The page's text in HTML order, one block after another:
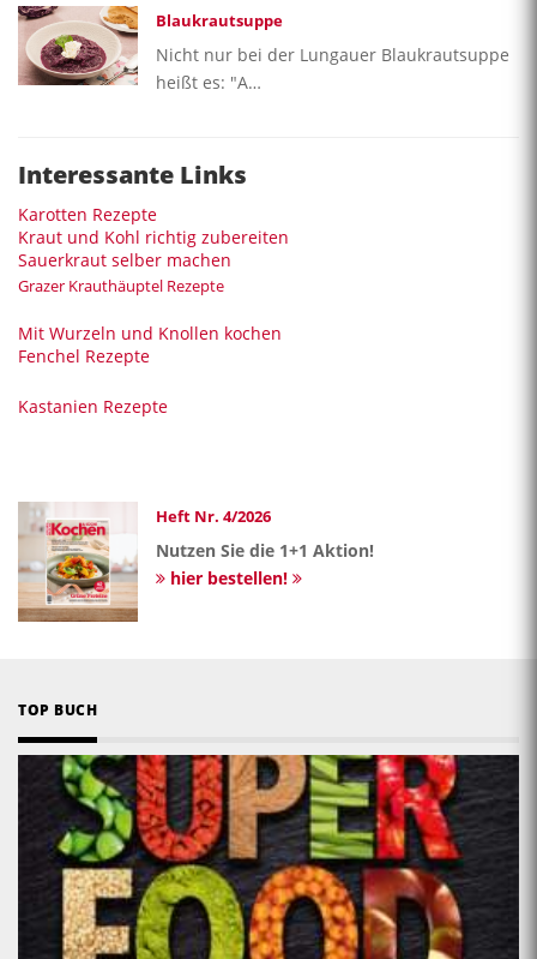
Blaukrautsuppe
Nicht nur bei der Lungauer Blaukrautsuppe
heißt es: "A…
Interessante Links
Karotten Rezepte
Kraut und Kohl richtig zubereiten
Sauerkraut selber machen
Grazer Krauthäuptel Rezepte
Mit Wurzeln und Knollen kochen
Fenchel Rezepte
Kastanien Rezepte
Heft Nr. 4/2026
Nutzen Sie die 1+1 Aktion!
hier bestellen!
TOP BUCH